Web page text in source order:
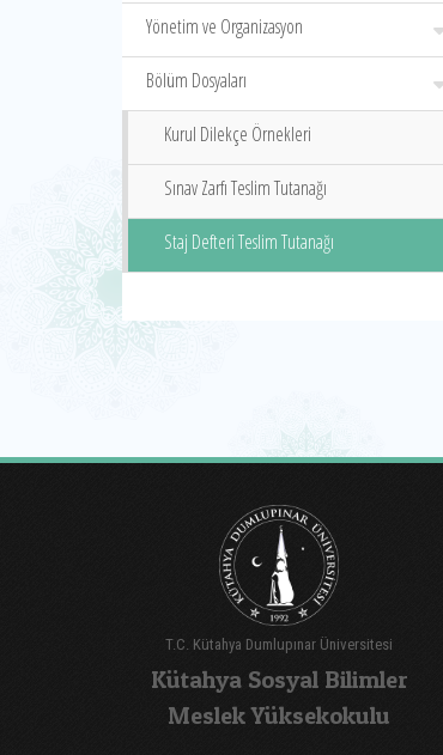
Yönetim ve Organizasyon
Bölüm Dosyaları
Kurul Dilekçe Örnekleri
Sınav Zarfı Teslim Tutanağı
Staj Defteri Teslim Tutanağı
T.C. Kütahya Dumlupınar Üniversitesi
Kütahya Sosyal Bilimler
Meslek Yüksekokulu